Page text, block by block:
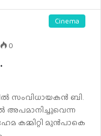
Cinema
0
സംവിധായകന്‍ ബി.
അപമാനിച്ചുവെന്ന
കമ്മിറ്റി മുന്‍പാകെ